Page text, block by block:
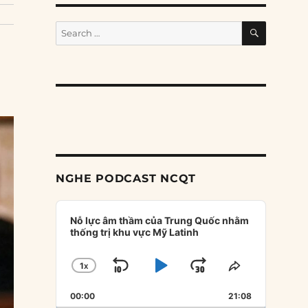
Search
for:
SEARCH
NGHE PODCAST NCQT
Audio
Player
Nỗ lực âm thầm của Trung Quốc nhằm
thống trị khu vực Mỹ Latinh
CHANGE
RATE
1X
SKIP
BACKWARD
PLAYJUMP
FORWARD
SHARE
EPISODE
00:00 21:08